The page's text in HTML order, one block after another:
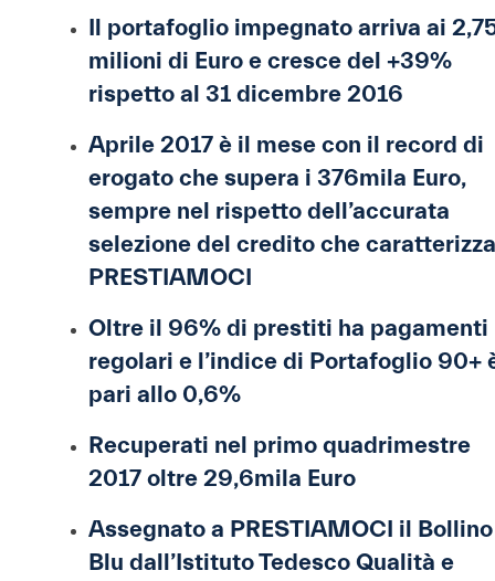
Il portafoglio impegnato arriva ai
milioni di Euro e cresce del +39%
rispetto al 31 dicembre 2016
Aprile 2017 è il mese con il record di
erogato che supera i 376mila Euro,
sempre nel rispetto dell’accurata
selezione del credito che caratterizza
PRESTIAMOCI
Oltre il 96% di prestiti ha pagamenti
regolari e l’indice di Portafoglio 90+
pari allo 0,6%
Recuperati nel primo quadrimestre
2017 oltre 29,6mila Euro
Assegnato a PRESTIAMOCI il Bollino
Blu dall’Istituto Tedesco Qualità e